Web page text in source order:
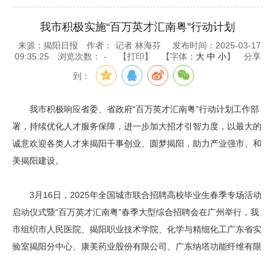
我市积极实施“百万英才汇南粤”行动计划
来源：揭阳日报 作者： 记者 林海芬
发布时间：2025-03-17
09:35:25
浏览次数： - 【打印】 【字体： 大 中 小】 分享
到：
我市积极响应省委、省政府“百万英才汇南粤”行动计划工作部
署，持续优化人才服务保障，进一步加大招才引智力度，以最大的
诚意欢迎各类人才来揭阳干事创业、圆梦揭阳，助力产业强市、和
美揭阳建设。
3月16日，2025年全国城市联合招聘高校毕业生春季专场活动
启动仪式暨“百万英才汇南粤”春季大型综合招聘会在广州举行，我
市组织市人民医院、揭阳职业技术学院、化学与精细化工广东省实
验室揭阳分中心、康美药业股份有限公司、广东纳塔功能纤维有限